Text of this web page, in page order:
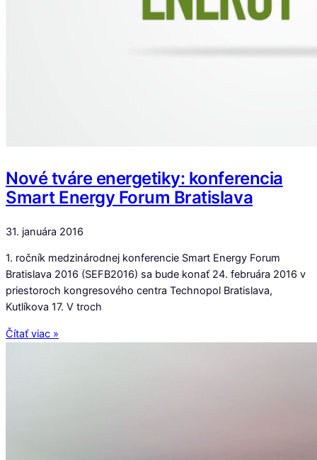
Nové tváre energetiky: konferencia
Smart Energy Forum Bratislava
31. januára 2016
1. ročník medzinárodnej konferencie Smart Energy Forum
Bratislava 2016 (SEFB2016) sa bude konať 24. februára 2016 v
priestoroch kongresového centra Technopol Bratislava,
Kutlíkova 17. V troch
Čítať viac »